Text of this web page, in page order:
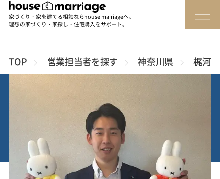
家づくり・家を建てる相談ならhouse marriageへ。
理想の家づくり・家探し・住宅購入をサポート。
TOP 営業担当者を探す 神奈川県 梶河